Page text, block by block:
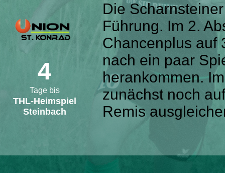
4
Tage bis
THL-Heimspiel
Steinbach
Die
Führung. Im 2.
Chancenplus auf
nach ein paar
herankommen.
zunächst noch
Remis